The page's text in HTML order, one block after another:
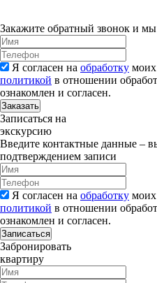
Закажите обратный звонок и
Я согласен на обработку
политикой в отношении
ознакомлен и согласен.
Заказать
Записаться на
экскурсию
Введите контактные данные –
подтверждением записи
Я согласен на обработку
политикой в отношении
ознакомлен и согласен.
Записаться
Забронировать
квартиру